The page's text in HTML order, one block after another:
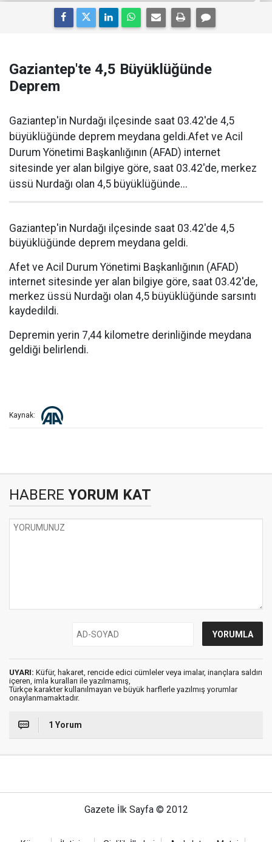
Gaziantep'te 4,5 Büyüklüğünde
Deprem
Gaziantep'in Nurdağı ilçesinde saat 03.42'de 4,5
büyüklüğünde deprem meydana geldi.Afet ve Acil
Durum Yönetimi Başkanlığının (AFAD) internet
sitesinde yer alan bilgiye göre, saat 03.42'de, merkez
üssü Nurdağı olan 4,5 büyüklüğünde...
Gaziantep'in Nurdağı ilçesinde saat 03.42'de 4,5
büyüklüğünde deprem meydana geldi.
Afet ve Acil Durum Yönetimi Başkanlığının (AFAD)
internet sitesinde yer alan bilgiye göre, saat 03.42'de,
merkez üssü Nurdağı olan 4,5 büyüklüğünde sarsıntı
kaydedildi.
Depremin yerin 7,44 kilometre derinliğinde meydana
geldiği belirlendi.
Kaynak:
HABERE YORUM KAT
UYARI: Küfür, hakaret, rencide edici cümleler veya imalar, inançlara saldırı
içeren, imla kuralları ile yazılmamış,
Türkçe karakter kullanılmayan ve büyük harflerle yazılmış yorumlar
onaylanmamaktadır.
1 Yorum
Gazete İlk Sayfa © 2012